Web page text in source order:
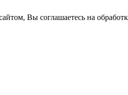
Вы соглашаетесь на